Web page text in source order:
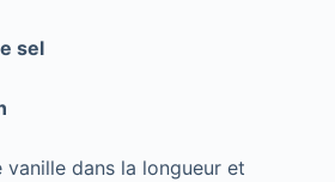
sel
vanille dans la longueur et